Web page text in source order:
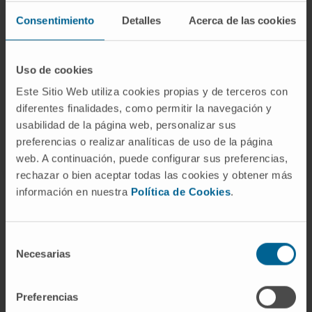
Consentimiento Detalles Acerca de las cookies
Uso de cookies
Este Sitio Web utiliza cookies propias y de terceros con
diferentes finalidades, como permitir la navegación y
usabilidad de la página web, personalizar sus
preferencias o realizar analíticas de uso de la página
web. A continuación, puede configurar sus preferencias,
rechazar o bien aceptar todas las cookies y obtener más
información en nuestra Política de Cookies.
Necesarias
Preferencias
función cardiorrespiratoria en deportistas y
pacientes con enfermedades pulmonares y
cardíacas. Un VRI adecuado permite a los
la oxigenación de los tejidos.
© Clínica Universidad de Navarra 2023
Clínica Universidad de Navarra tiene como objetivo principal
médicos y no debe ser utilizada como fuente única para tomar
decisiones relacionadas con la salud. Esta información es
diagnóstico, tratamiento o recomendaciones de profesionales de
la salud. Siempre es esencial consultar a un médico o especialista